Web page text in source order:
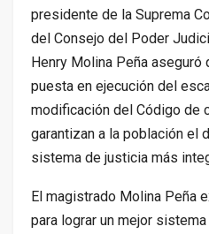
presidente de la Suprema
del Consejo del Poder
Henry Molina Peña aseguró
puesta en ejecución del
modificación del Código de
garantizan a la población el
sistema de justicia más
El magistrado Molina Peña
para lograr un mejor